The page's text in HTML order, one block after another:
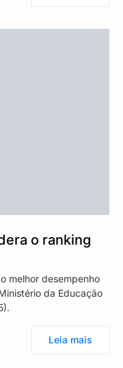
o ranking
melhor desempenho
da Educação
Leia mais